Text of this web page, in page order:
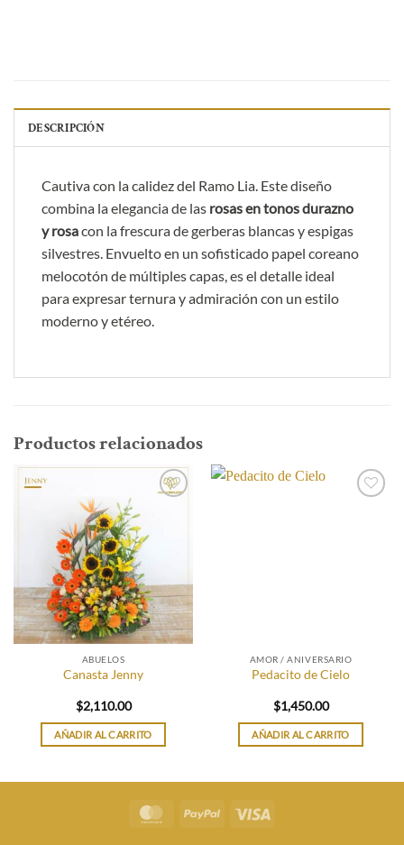
DESCRIPCIÓN
Cautiva con la calidez del Ramo Lia. Este diseño
combina la elegancia de las rosas en tonos durazno
y rosacon la frescura de gerberas blancas y espigas
silvestres. Envuelto en un sofisticado papel coreano
melocotón de múltiples capas, es el detalle ideal
para expresar ternura y admiración con un estilo
moderno y etéreo.
Productos relacionados
ABUELOS
Canasta Jenny
$2,110.00
AÑADIR AL CARRITO
AMOR / ANIVERSARIO
Pedacito de Cielo
$1,450.00
AÑADIR AL CARRITO
MasterCardPayPal